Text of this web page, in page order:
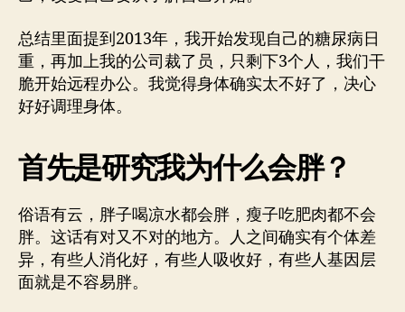
总结里面提到2013年，我开始发现自己的糖尿病日
重，再加上我的公司裁了员，只剩下3个人，我们干
脆开始远程办公。我觉得身体确实太不好了，决心
好好调理身体。
首先是研究我为什么会胖？
俗语有云，胖子喝凉水都会胖，瘦子吃肥肉都不会
胖。这话有对又不对的地方。人之间确实有个体差
异，有些人消化好，有些人吸收好，有些人基因层
面就是不容易胖。